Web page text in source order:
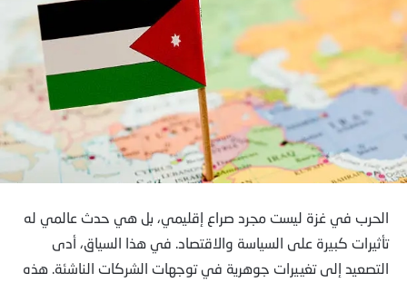
الحرب في غزة ليست مجرد صراع إقليمي، بل هي حدث عالمي له
تأثيرات كبيرة على السياسة والاقتصاد. في هذا السياق، أدى
التصعيد إلى تغييرات جوهرية في توجهات الشركات الناشئة. هذه